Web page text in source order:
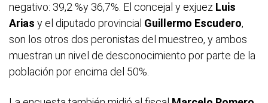
negativo: 39,2 %y 36,7%. El concejal y exjuez Luis
Arias y el diputado provincial Guillermo Escudero,
son los otros dos peronistas del muestreo, y ambos
muestran un nivel de desconocimiento por parte de la
población por encima del 50%.